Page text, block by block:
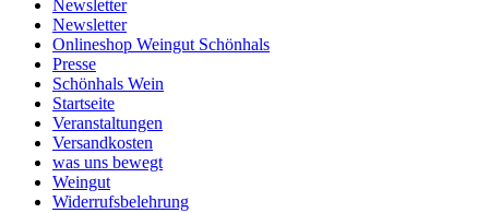
Newsletter
Newsletter
Onlineshop Weingut Schönhals
Presse
Schönhals Wein
Startseite
Veranstaltungen
Versandkosten
was uns bewegt
Weingut
Widerrufsbelehrung